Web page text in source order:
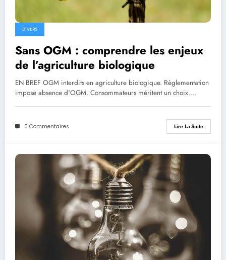
DIVERS
Sans OGM : comprendre les enjeux
de l’agriculture biologique
EN BREF OGM interdits en agriculture biologique. Règlementation
impose absence d'OGM. Consommateurs méritent un choix.…
0 Commentaires Lire La Suite